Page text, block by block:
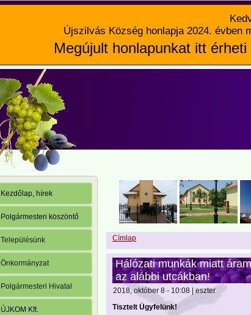
Újszilvás Község honlapja 2024. évben
Megújult honlapunkat itt érheti
Kezdőlap, hírek
Polgármesteri köszöntő
Településünk
Önkormányzat
Polgármesteri Hivatal
ÚJKOM Kft.
Címlap
Hálózati munkák miatt
az alábbi utcákban!
2018, október 8 - 10:08 | eszter
Tisztelt Ügyfelünk!